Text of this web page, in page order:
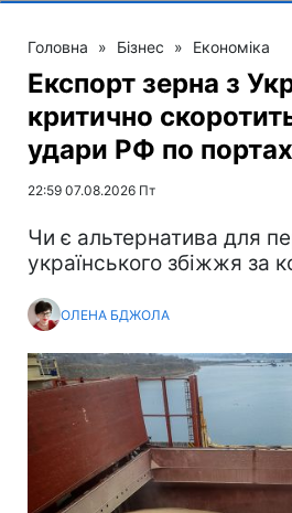
Головна » Бізнес » Економіка
Експорт зерна з
критично
удари РФ по портах
22:59 07.08.2026 Пт
Чи є альтернатива для
українського збіжжя за
ОЛЕНА БДЖОЛА